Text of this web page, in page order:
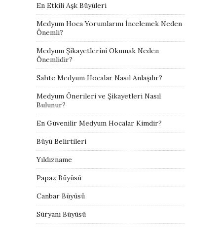
En Etkili Aşk Büyüleri
Medyum Hoca Yorumlarını İncelemek Neden
Önemli?
Medyum Şikayetlerini Okumak Neden
Önemlidir?
Sahte Medyum Hocalar Nasıl Anlaşılır?
Medyum Önerileri ve Şikayetleri Nasıl
Bulunur?
En Güvenilir Medyum Hocalar Kimdir?
Büyü Belirtileri
Yıldızname
Papaz Büyüsü
Canbar Büyüsü
Süryani Büyüsü